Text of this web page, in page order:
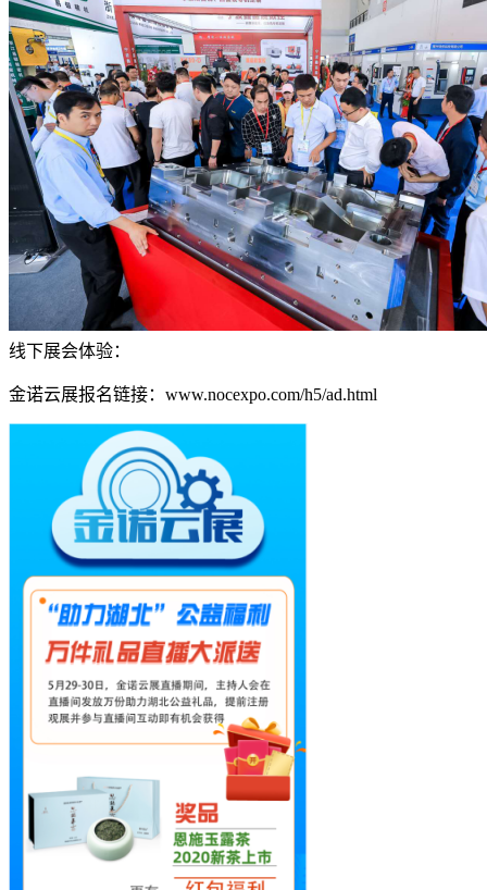
线下展会体验：
金诺云展报名链接：www.nocexpo.com/h5/ad.html